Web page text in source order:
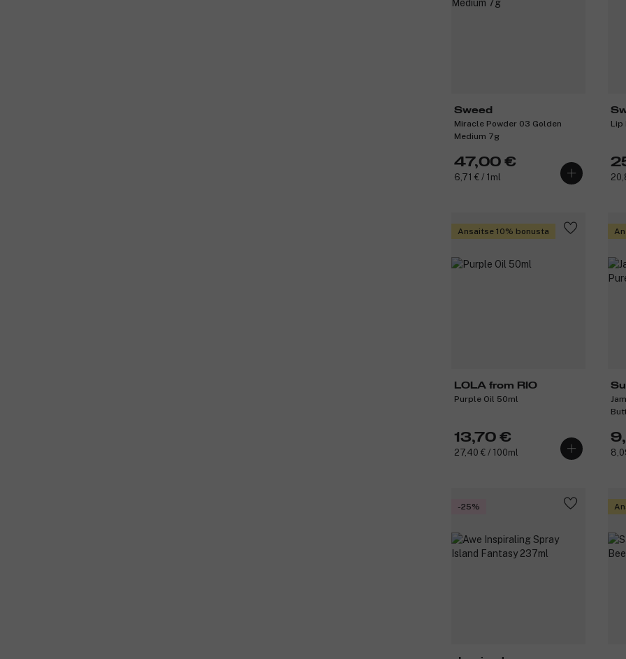
Sweed
Miracle Powder 03 Golden
Medium 7g
47,00 €
6,71 € / 1ml
Lip
Ansaitse 10% bonusta
LOLA from RIO
Purple Oil 50ml
13,70 €
27,40 € / 100ml
-25%